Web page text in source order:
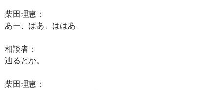
柴田理恵：
あー、はあ、ははあ
相談者：
辿るとか。
柴田理恵：